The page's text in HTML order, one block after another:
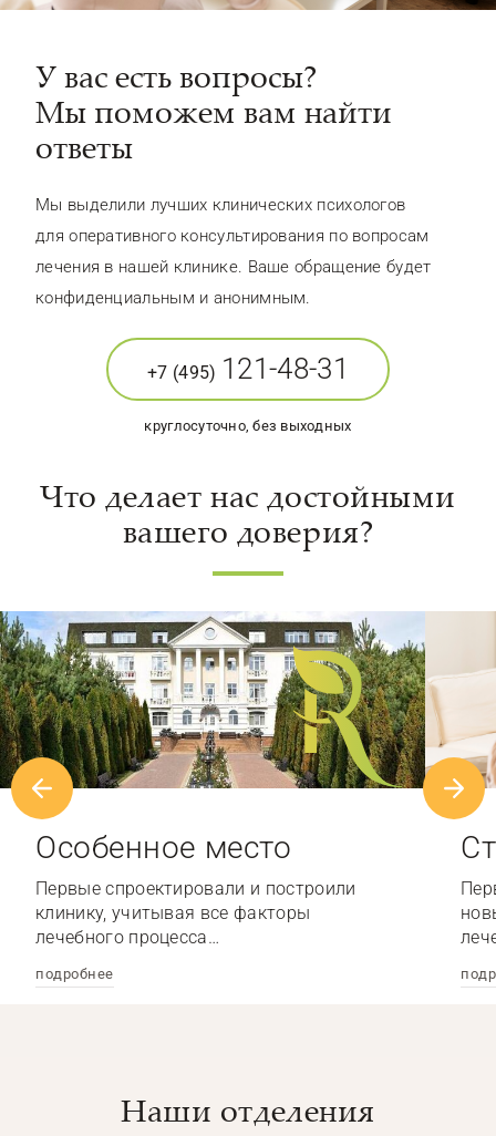
У вас есть вопросы?
Мы поможем вам найти
ответы
Мы выделили лучших клинических психологов
для оперативного консультирования по вопросам
лечения в нашей клинике. Ваше обращение будет
конфиденциальным и анонимным.
+7 (495) 121-48-31
круглосуточно, без выходных
Что делает нас достойными
вашего доверия?
Особенное место
Первые спроектировали и построили
клинику, учитывая все факторы
лечебного процесса…
подробнее
Наши отделения